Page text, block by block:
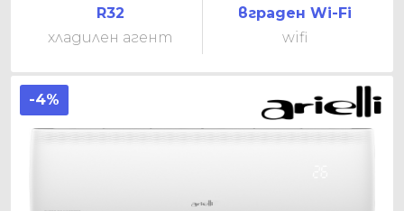
R32
хладилен агент
вграден Wi-Fi
wifi
-4%